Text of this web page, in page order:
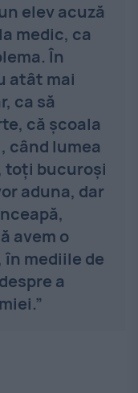
elev acuză
medic, ca
În
atât mai
ca să
că școala
când lumea
toți bucuroși
aduna, dar
avem o
mediile de
a